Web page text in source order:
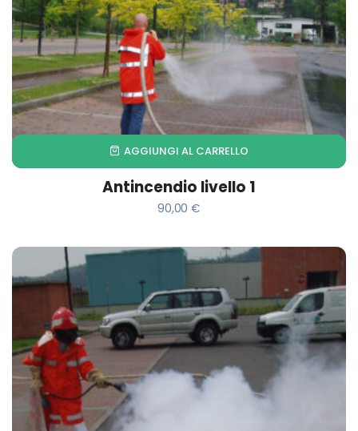
AGGIUNGI AL CARRELLO
Antincendio livello 1
90,00€